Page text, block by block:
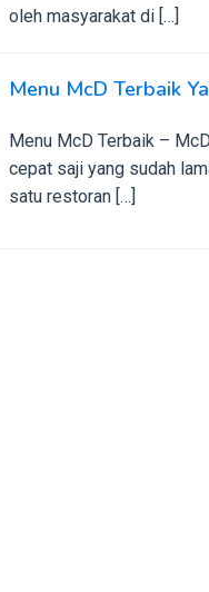
oleh masyarakat di […]
Menu McD Terbaik
Menu McD Terbaik –
cepat saji yang sudah
satu restoran […]